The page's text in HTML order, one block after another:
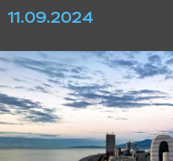
11.09.2024